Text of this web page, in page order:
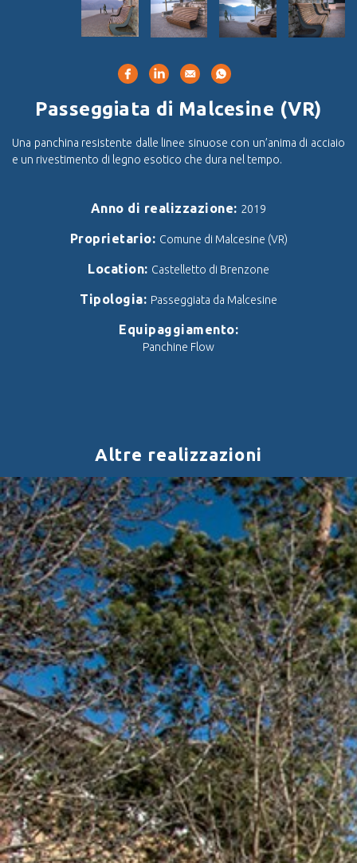
Passeggiata di Malcesine (VR)
Una panchina resistente dalle linee sinuose con un’anima di acciaio
e un rivestimento di legno esotico che dura nel tempo.
Anno di realizzazione: 2019
Proprietario: Comune di Malcesine (VR)
Location: Castelletto di Brenzone
Tipologia: Passeggiata da Malcesine
Equipaggiamento:
Panchine Flow
Altre realizzazioni